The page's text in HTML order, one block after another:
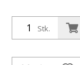
Stk.